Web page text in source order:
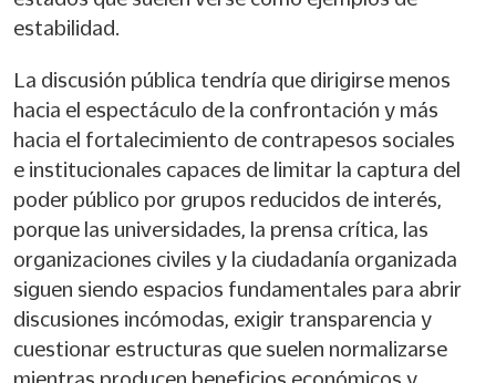
estabilidad.
La discusión pública tendría que dirigirse menos
hacia el espectáculo de la confrontación y más
hacia el fortalecimiento de contrapesos sociales
e institucionales capaces de limitar la captura del
poder público por grupos reducidos de interés,
porque las universidades, la prensa crítica, las
organizaciones civiles y la ciudadanía organizada
siguen siendo espacios fundamentales para abrir
discusiones incómodas, exigir transparencia y
cuestionar estructuras que suelen normalizarse
mientras producen beneficios económicos y